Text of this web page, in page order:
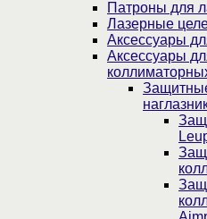
Патроны для
Лазерные
Аксессуары
Аксессуары